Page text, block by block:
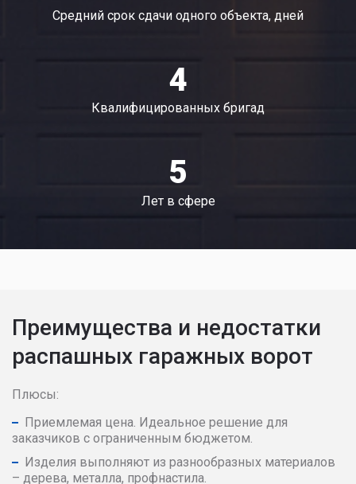
Средний срок сдачи одного объекта, дней
4
Квалифицированных бригад
5
Лет в сфере
Преимущества и недостатки
распашных гаражных ворот
Плюсы:
Приемлемая цена. Идеальное решение для
заказчиков с ограниченным бюджетом.
Изделия выполняют из разнообразных материалов
– дерева, металла, профнастила.